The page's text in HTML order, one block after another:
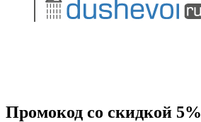
Промокод со скидкой 5%